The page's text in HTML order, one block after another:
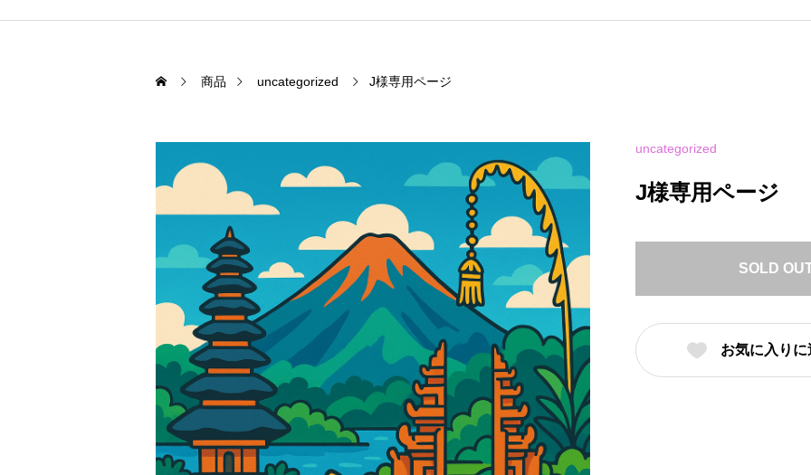
商品 uncategorized J様専用ページ
uncategorized
J様専用ページ
SOLD
お気に入りに